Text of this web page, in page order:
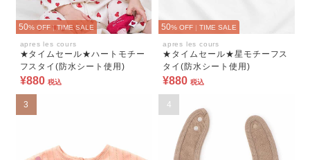
50% OFF | TIME SALE
apres les cours
★タイムセール★ハートモチー
フスタイ(防水シート使用)
¥880 税込
50% OFF | TIME SALE
apres les cours
★タイムセール★星モチーフス
タイ(防水シート使用)
¥880 税込
3 4